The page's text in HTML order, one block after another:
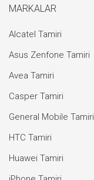
MARKALAR
Alcatel Tamiri
Asus Zenfone Tamiri
Avea Tamiri
Casper Tamiri
General Mobile Tamiri
HTC Tamiri
Huawei Tamiri